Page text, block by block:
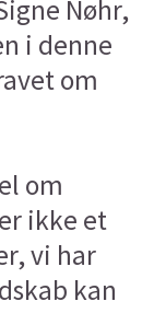
Nøhr,
i denne
om
om
ikke et
vi har
kan